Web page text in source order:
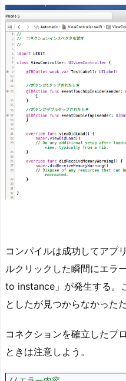
コンパイルは成功してアプ
ルクリックした瞬間にエ
to instance」が発生する。
としたが見つからなかった
コネクションを確立したプ
ときは注意しよう。